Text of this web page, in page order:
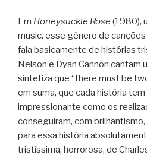
Em Honeysuckle Rose (1980),
music, esse gênero de
fala basicamente de histórias
Nelson e Dyan Cannon cantam
sintetiza que “there must be
em suma, que cada história
impressionante como os
conseguiram, com
para essa história
tristíssima, horrorosa, de